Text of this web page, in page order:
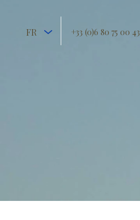
FR +33 (0)6 80 75 00 43